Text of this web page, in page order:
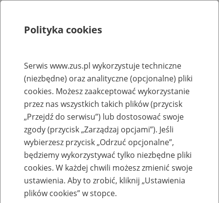
Rejestry, ewidencje i archiwa
Baza zlikwidowanych lub
przekształconych zakładów pracy
Nazwa zakładu pracy:
Polityka cookies
Serwis www.zus.pl wykorzystuje techniczne
(niezbędne) oraz analityczne (opcjonalne) pliki
cookies. Możesz zaakceptować wykorzystanie
przez nas wszystkich takich plików (przycisk
„Przejdź do serwisu”) lub dostosować swoje
zgody (przycisk „Zarządzaj opcjami”). Jeśli
wybierzesz przycisk „Odrzuć opcjonalne”,
będziemy wykorzystywać tylko niezbędne pliki
cookies. W każdej chwili możesz zmienić swoje
ustawienia. Aby to zrobić, kliknij „Ustawienia
plików cookies” w stopce.